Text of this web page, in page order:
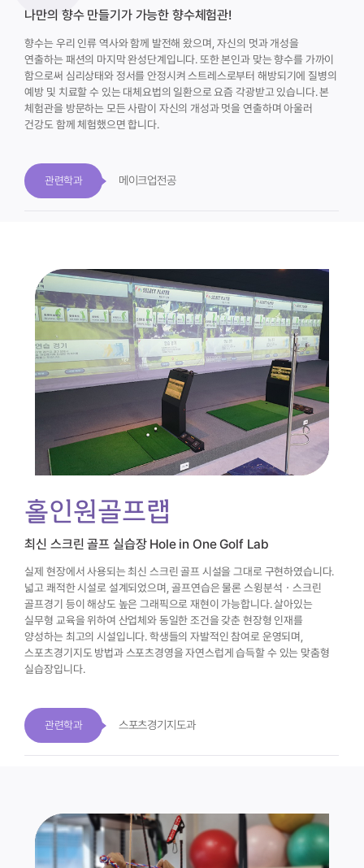
나만의 향수 만들기가 가능한 향수체험관!
향수는 우리 인류 역사와 함께 발전해 왔으며, 자신의 멋과 개성을
연출하는 패션의 마지막 완성단계입니다. 또한 본인과 맞는 향수를 가까이
함으로써 심리상태와 정서를 안정시켜 스트레스로부터 해방되기에 질병의
예방 및 치료할 수 있는 대체요법의 일환으로 요즘 각광받고 있습니다.본
체험관을 방문하는 모든 사람이 자신의 개성과 멋을 연출하며 아울러
건강도 함께 체험했으면 합니다.
관련학과 메이크업전공
홀인원골프랩
최신 스크린 골프 실습장 Hole in One Golf Lab
실제 현장에서 사용되는 최신 스크린 골프 시설을 그대로 구현하였습니다.
넓고 쾌적한 시설로 설계되었으며, 골프연습은 물론 스윙분석ㆍ스크린
골프경기 등이 해상도 높은 그래픽으로 재현이 가능합니다.살아있는
실무형 교육을 위하여 산업체와 동일한 조건을 갖춘 현장형 인재를
양성하는최고의 시설입니다. 학생들의 자발적인 참여로 운영되며,
스포츠경기지도 방법과스포츠경영을 자연스럽게 습득할 수 있는 맞춤형
실습장입니다.
관련학과 스포츠경기지도과